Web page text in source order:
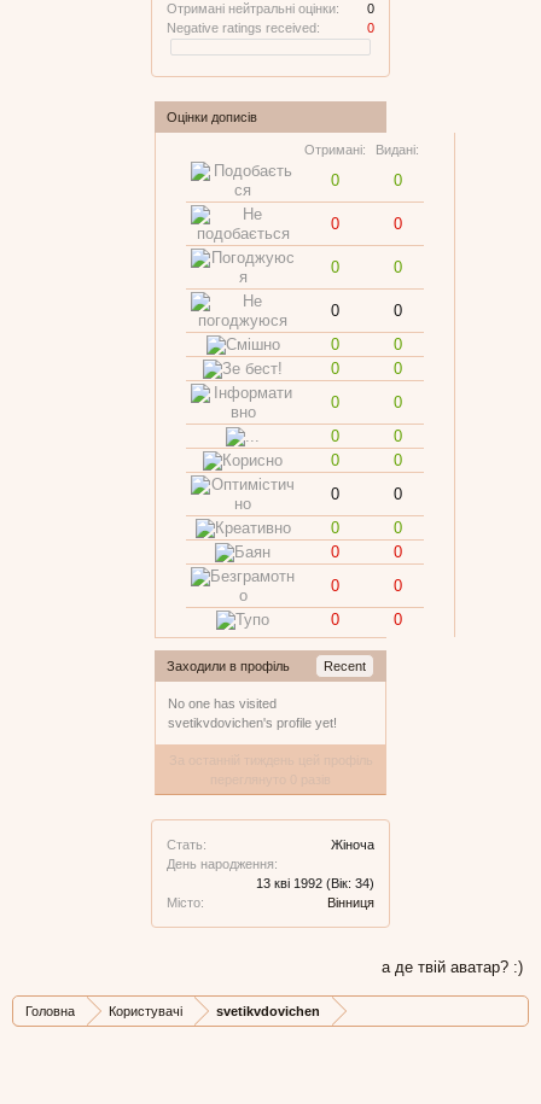
Отримані нейтральні оцінки:
0
Negative ratings received:
0
Оцінки дописів
Отримані: Видані:
0 0
0 0
0 0
0
0
0
0
0
0
0
0
0
0
0
0
0
0
0
0
0
0
0
0
0
0
Заходили в профіль Recent
No one has visited
svetikvdovichen's profile yet!
Стать:
Жіноча
День народження:
13 кві 1992 (Вік: 34)
Місто:
Вінниця
а де твій аватар? :)
Головна Користувачі svetikvdovichen